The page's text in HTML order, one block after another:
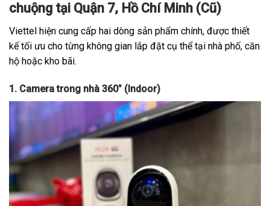
chuộng tại Quận 7, Hồ Chí Minh (Cũ)
Viettel hiện cung cấp hai dòng sản phẩm chính, được thiết
kế tối ưu cho từng không gian lắp đặt cụ thể tại nhà phố, căn
hộ hoặc kho bãi.
1. Camera trong nhà 360° (Indoor)